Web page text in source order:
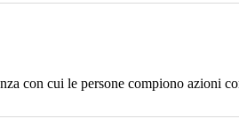
con cui le persone compiono azioni